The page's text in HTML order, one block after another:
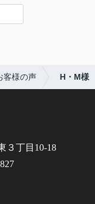
客様の声 H・M様
３丁目10-18